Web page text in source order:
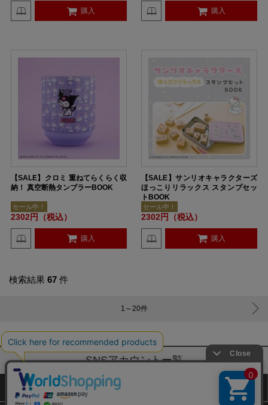
購入 購入
【SALE】クロミ 重ねてらくらく収
納！ 真空断熱タンブラーBOOK
セール中！
2302円（税込）
購入
【SALE】サンリオキャラクターズ
ほっこりリラックス スタンプセッ
トBOOK
セール中！
2302円（税込）
購入
検索結果 67 件
1～20件
SNSアカウントー覧
サイトマップ